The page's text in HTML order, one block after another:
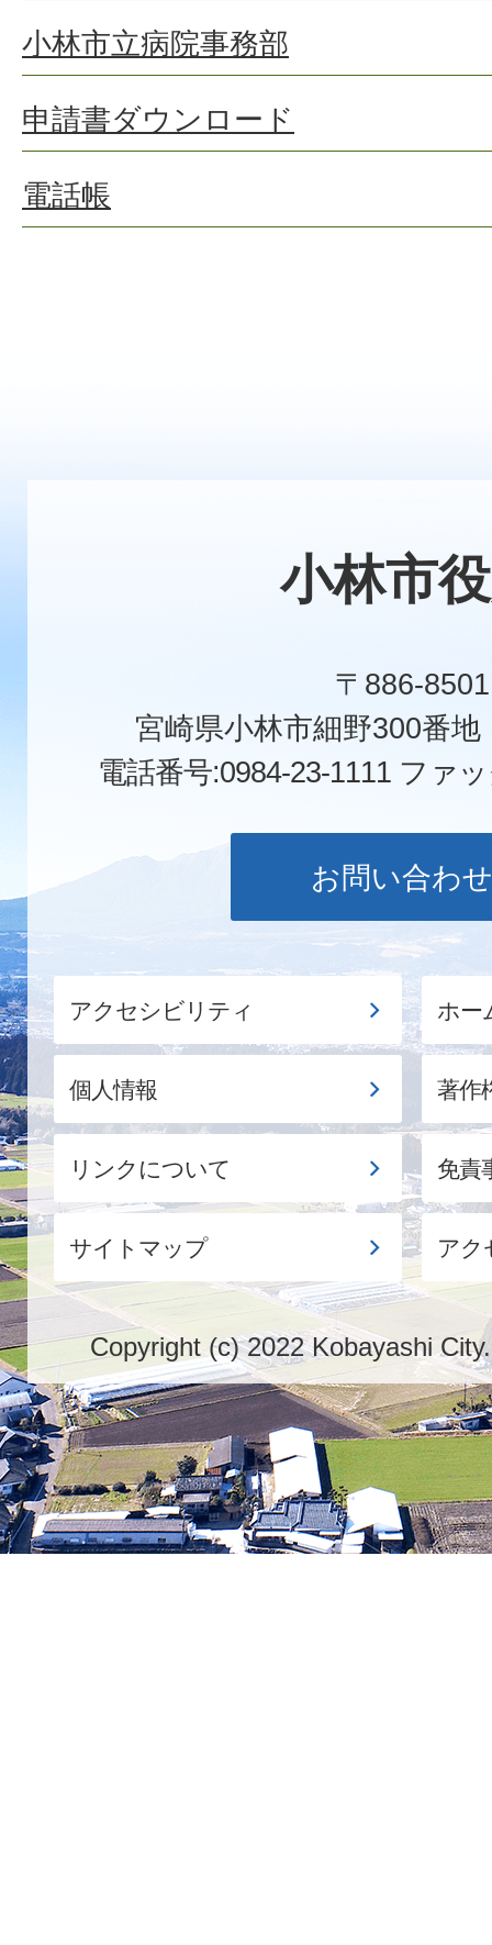
小林市立病院事務部
申請書ダウンロード
電話帳
小林市
〒886-8501
宮崎県小林市細野300番
電話番号:0984-23-1111 ファ
お問い合わせ
アクセシビリティ ホー
個人情報 著作
リンクについて 免責
サイトマップ アク
Copyright (c) 2022 Kobayashi